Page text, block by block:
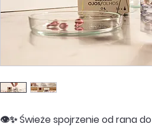
👁️✨ Świeże spojrzenie od rana